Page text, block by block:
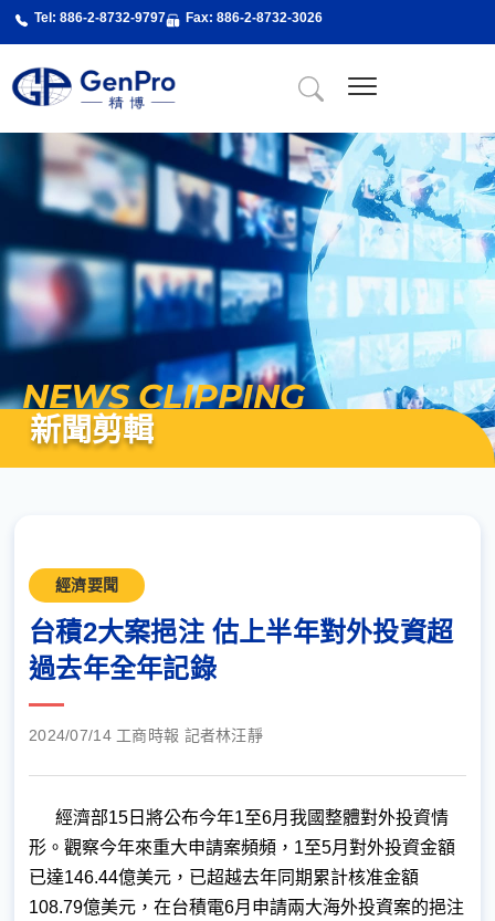
要
Tel: 886-2-8732-9797 Fax: 886-2-8732-3026
NEWS CLIPPING
新聞剪輯
經濟要聞
台積2大案挹注 估上半年對外投資超
過去年全年記錄
2024/07/14 工商時報 記者林汪靜
經濟部15日將公布今年1至6月我國整體對外投資情
形。觀察今年來重大申請案頻頻，1至5月對外投資金額
已達146.44億美元，已超越去年同期累計核准金額
108.79億美元，在台積電6月申請兩大海外投資案的挹注